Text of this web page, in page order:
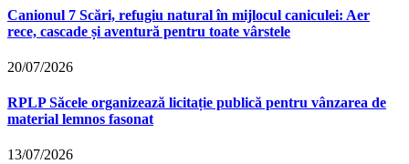
Canionul 7 Scări, refugiu natural în mijlocul caniculei: Aer
rece, cascade și aventură pentru toate vârstele
20/07/2026
RPLP Săcele organizează licitație publică pentru vânzarea de
material lemnos fasonat
13/07/2026